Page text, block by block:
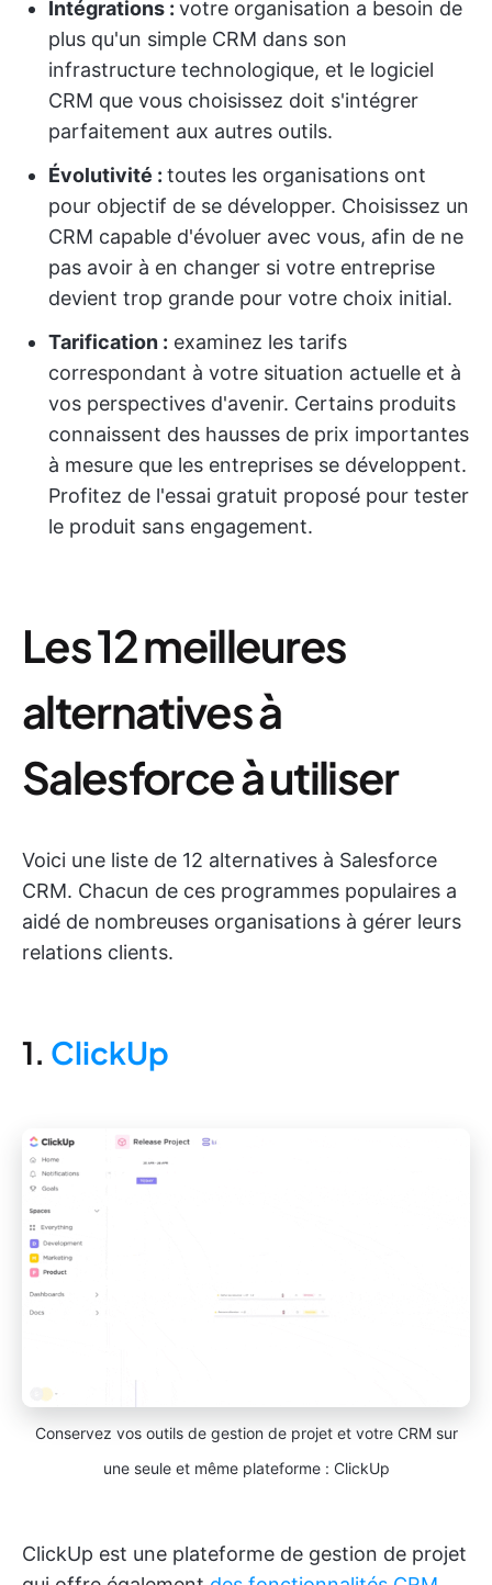
Intégrations : votre organisation a besoin de
plus qu'un simple CRM dans son
infrastructure technologique, et le logiciel
CRM que vous choisissez doit s'intégrer
parfaitement aux autres outils.
Évolutivité : toutes les organisations ont
pour objectif de se développer. Choisissez un
CRM capable d'évoluer avec vous, afin de ne
pas avoir à en changer si votre entreprise
devient trop grande pour votre choix initial.
Tarification : examinez les tarifs
correspondant à votre situation actuelle et à
vos perspectives d'avenir. Certains produits
connaissent des hausses de prix importantes
à mesure que les entreprises se développent.
Profitez de l'essai gratuit proposé pour tester
le produit sans engagement.
Les 12 meilleures
alternatives à
Salesforce à utiliser
Voici une liste de 12 alternatives à Salesforce
CRM. Chacun de ces programmes populaires a
aidé de nombreuses organisations à gérer leurs
relations clients.
1. ClickUp
Conservez vos outils de gestion de projet et votre CRM sur
une seule et même plateforme : ClickUp
ClickUp est une plateforme de gestion de projet